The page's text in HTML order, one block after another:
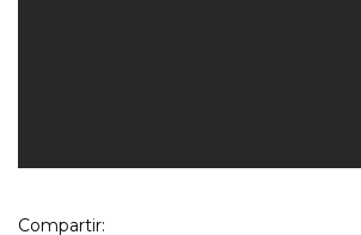
Compartir: